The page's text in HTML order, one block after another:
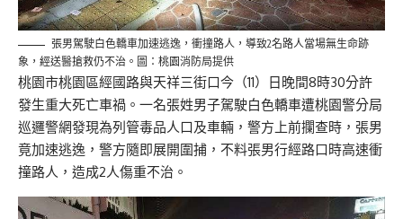
張男駕駛白色轎車加速逃逸，衝撞路人，導致2名路人當場無生命跡
象，經送醫搶救仍不治。圖：桃園消防局提供
桃園市桃園區經國路與天祥三街口今（11）日晚間8時30分許
發生重大死亡車禍。一名張姓男子駕駛白色轎車遭桃園警分局
巡邏警網發現為列管毒品人口及車輛，警方上前攔查時，張男
竟加速逃逸，警方隨即展開圍捕，不料張男行經路口時高速衝
撞路人，造成2人傷重不治。